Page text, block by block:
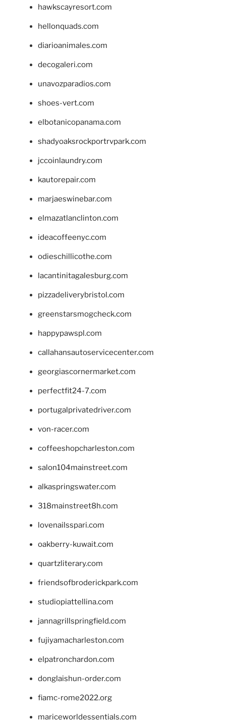
hawkscayresort.com
hellonquads.com
diarioanimales.com
decogaleri.com
unavozparadios.com
shoes-vert.com
elbotanicopanama.com
shadyoaksrockportrvpark.com
jccoinlaundry.com
kautorepair.com
marjaeswinebar.com
elmazatlanclinton.com
ideacoffeenyc.com
odieschillicothe.com
lacantinitagalesburg.com
pizzadeliverybristol.com
greenstarsmogcheck.com
happypawspl.com
callahansautoservicecenter.com
georgiascornermarket.com
perfectfit24-7.com
portugalprivatedriver.com
von-racer.com
coffeeshopcharleston.com
salon104mainstreet.com
alkaspringswater.com
318mainstreet8h.com
lovenailsspari.com
oakberry-kuwait.com
quartzliterary.com
friendsofbroderickpark.com
studiopiattellina.com
jannagrillspringfield.com
fujiyamacharleston.com
elpatronchardon.com
donglaishun-order.com
fiamc-rome2022.org
mariceworldessentials.com